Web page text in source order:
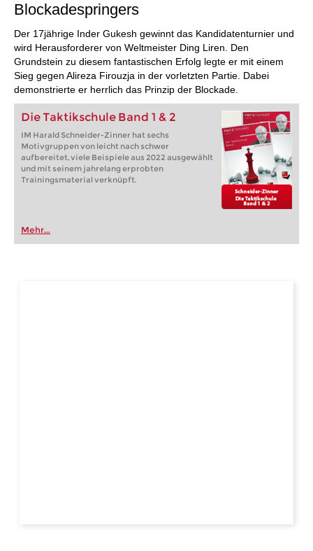
Blockadespringers
Der 17jährige Inder Gukesh gewinnt das Kandidatenturnier und
wird Herausforderer von Weltmeister Ding Liren. Den
Grundstein zu diesem fantastischen Erfolg legte er mit einem
Sieg gegen Alireza Firouzja in der vorletzten Partie. Dabei
demonstrierte er herrlich das Prinzip der Blockade.
Die Taktikschule Band 1 & 2
IM Harald Schneider-Zinner hat sechs
Motivgruppen von leicht nach schwer
aufbereitet, viele Beispiele aus 2022 ausgewählt
und mit seinem jahrelang erprobten
Trainingsmaterial verknüpft.
Mehr...